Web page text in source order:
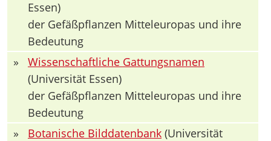
Essen)
der Gefäßpflanzen Mitteleuropas und ihre
Bedeutung
»
Wissenschaftliche Gattungsnamen
(Universität Essen)
der Gefäßpflanzen Mitteleuropas und ihre
Bedeutung
»
Botanische Bilddatenbank (Universität